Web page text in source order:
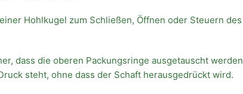
Hohlkugel zum Schließen, Öffnen oder Steuern des
dass die oberen Packungsringe ausgetauscht werden
steht, ohne dass der Schaft herausgedrückt wird.